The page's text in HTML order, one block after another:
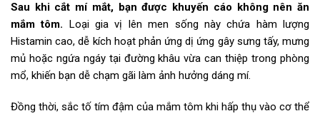
Sau khi cắt mí mắt, bạn được khuyến cáo không nên ăn
mắm tôm. Loại gia vị lên men sống này chứa hàm lượng
Histamin cao, dễ kích hoạt phản ứng dị ứng gây sưng tấy, mưng
mủ hoặc ngứa ngáy tại đường khâu vừa can thiệp trong phòng
mổ, khiến bạn dễ chạm gãi làm ảnh hưởng dáng mí.
Đồng thời, sắc tố tím đậm của mắm tôm khi hấp thụ vào cơ thể